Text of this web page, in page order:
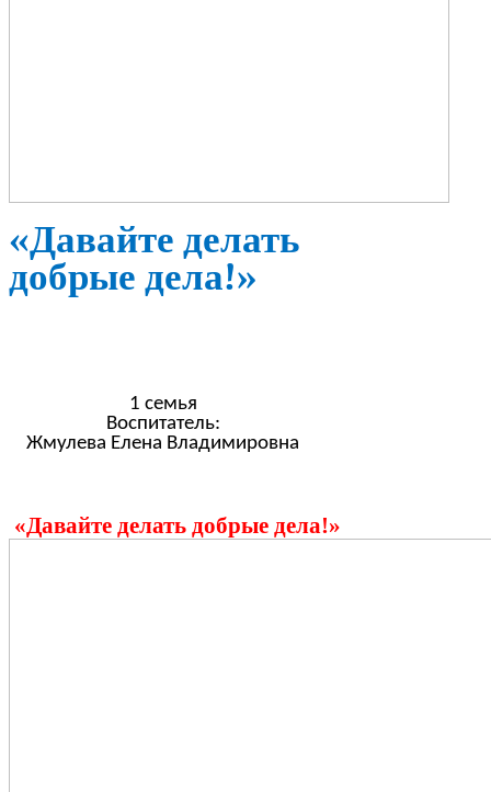
«Давайте делать
добрые дела!»
1 семья
Воспитатель:
Жмулева Елена Владимировна
«Давайте делать добрые дела!»